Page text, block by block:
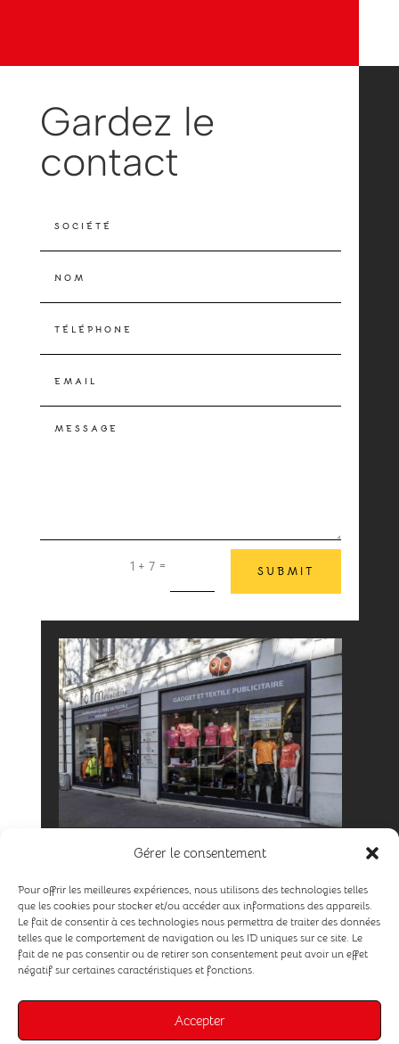
Gérer le consentement
Pour offrir les meilleures expériences, nous utilisons des technologies telles
que les cookies pour stocker et/ou accéder aux informations des appareils.
Le fait de consentir à ces technologies nous permettra de traiter des données
telles que le comportement de navigation ou les ID uniques sur ce site. Le
fait de ne pas consentir ou de retirer son consentement peut avoir un effet
négatif sur certaines caractéristiques et fonctions.
Accepter
Gardez le
contact
1 + 7 = SUBMIT
49 Avenue de Nancy 57000 METZ
Email
f.olmi@form-publicite.com
Téléphone